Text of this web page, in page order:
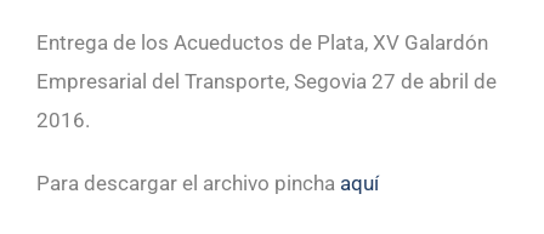
Entrega de los Acueductos de Plata, XV Galardón
Empresarial del Transporte, Segovia 27 de abril de
2016.
Para descargar el archivo pincha aquí